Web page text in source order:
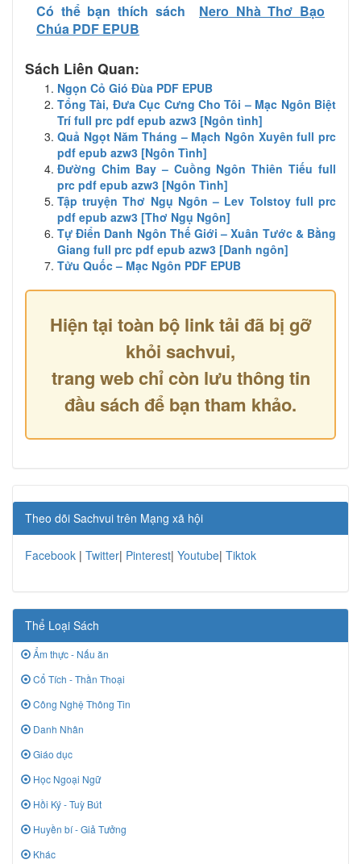
Có thể bạn thích sách
Nero Nhà Thơ Bạo
Chúa PDF EPUB
Sách Liên Quan:
Ngọn Cỏ Gió Đùa PDF EPUB
Tổng Tài, Đưa Cục Cưng Cho Tôi – Mạc Ngôn Biệt
Trí full prc pdf epub azw3 [Ngôn tình]
Quả Ngọt Năm Tháng – Mạch Ngôn Xuyên full prc
pdf epub azw3 [Ngôn Tình]
Đường Chim Bay – Cuồng Ngôn Thiên Tiếu full
prc pdf epub azw3 [Ngôn Tình]
Tập truyện Thơ Ngụ Ngôn – Lev Tolstoy full prc
pdf epub azw3 [Thơ Ngụ Ngôn]
Tự Điển Danh Ngôn Thế Giới – Xuân Tước & Bằng
Giang full prc pdf epub azw3 [Danh ngôn]
Tửu Quốc – Mạc Ngôn PDF EPUB
Hiện tại toàn bộ link tải đã bị gỡ
khỏi sachvui,
trang web chỉ còn lưu thông tin
đầu sách để bạn tham khảo.
Theo dõi Sachvui trên Mạng xã hội
Facebook | Twitter| Pinterest| Youtube| Tiktok
Thể Loại Sách
Ẩm thực - Nấu ăn
Cổ Tích - Thần Thoại
Công Nghệ Thông Tin
Danh Nhân
Giáo dục
Học Ngoại Ngữ
Hồi Ký - Tuỳ Bút
Huyền bí - Giả Tưởng
Khác